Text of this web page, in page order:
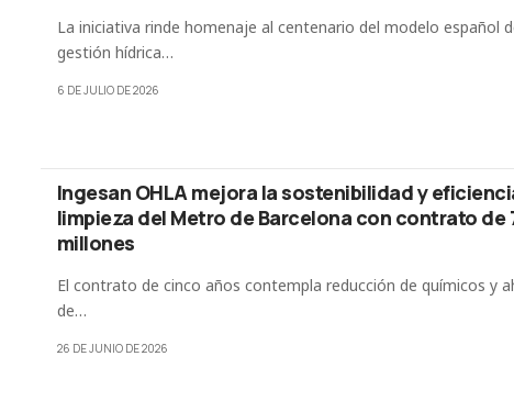
La iniciativa rinde homenaje al centenario del modelo español
gestión hídrica…
6 DE JULIO DE 2026
Ingesan OHLA mejora la sostenibilidad y
limpieza del Metro de Barcelona con contrato de
millones
El contrato de cinco años contempla reducción de químicos y
de…
26 DE JUNIO DE 2026